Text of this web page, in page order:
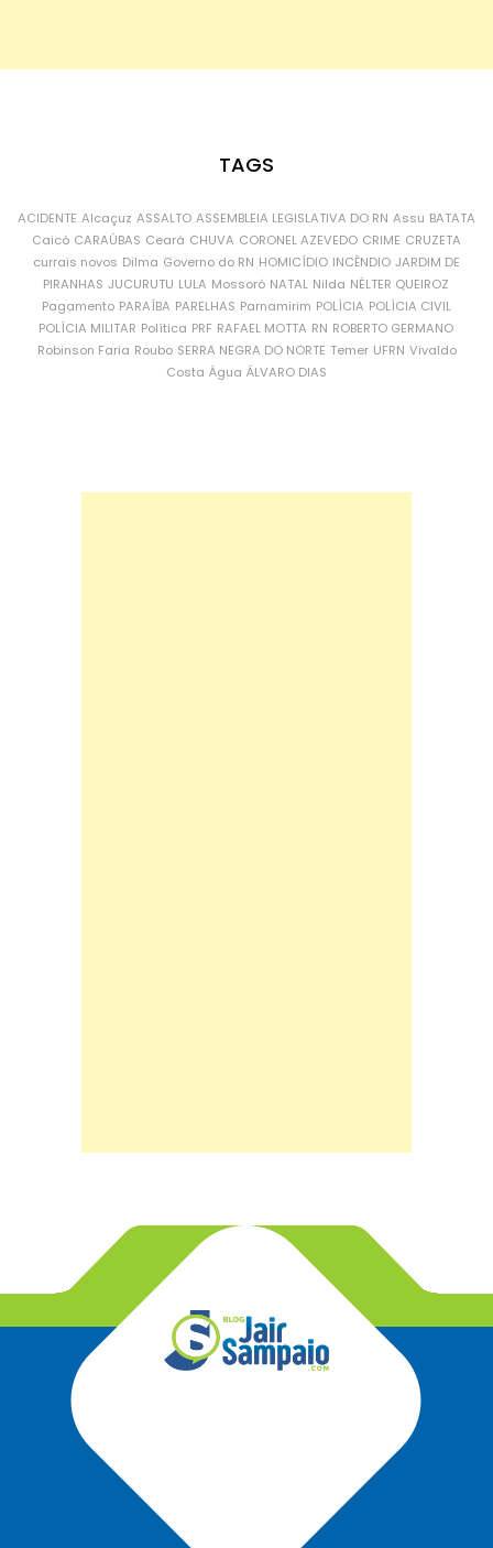
TAGS
ACIDENTE Alcaçuz ASSALTO ASSEMBLEIA LEGISLATIVA DO RN Assu BATATA
Caicó CARAÚBAS Ceará CHUVA CORONEL AZEVEDO CRIME CRUZETA
currais novos Dilma Governo do RN HOMICÍDIO INCÊNDIO JARDIM DE
PIRANHAS JUCURUTU LULA Mossoró NATAL Nilda NÉLTER QUEIROZ
Pagamento PARAÍBA PARELHAS Parnamirim POLÍCIA POLÍCIA CIVIL
POLÍCIA MILITAR Política PRF RAFAEL MOTTA RN ROBERTO GERMANO
Robinson Faria Roubo SERRA NEGRA DO NORTE Temer UFRN Vivaldo
Costa Água ÁLVARO DIAS